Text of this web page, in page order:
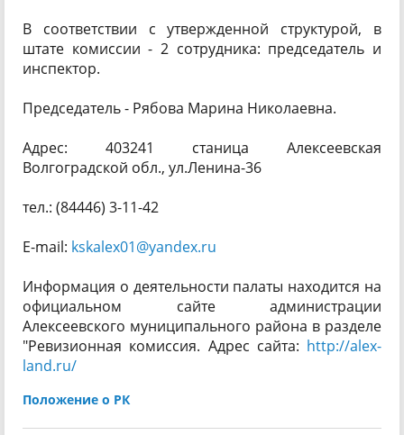
В соответствии с утвержденной структурой, в
штате комиссии - 2 сотрудника: председатель и
инспектор.
Председатель - Рябова Марина Николаевна.
Адрес: 403241 станица Алексеевская
Волгоградской обл., ул.Ленина-36
тел.: (84446) 3-11-42
E-mail: kskalex01@yandex.ru
Информация о деятельности палаты находится на
официальном сайте администрации
Алексеевского муниципального района в разделе
"Ревизионная комиссия. Адрес сайта: http://alex-
land.ru/
Положение о РК